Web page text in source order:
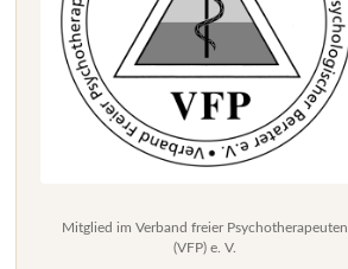
Mitglied im Verband freier Psychotherapeuten
(VFP) e. V.